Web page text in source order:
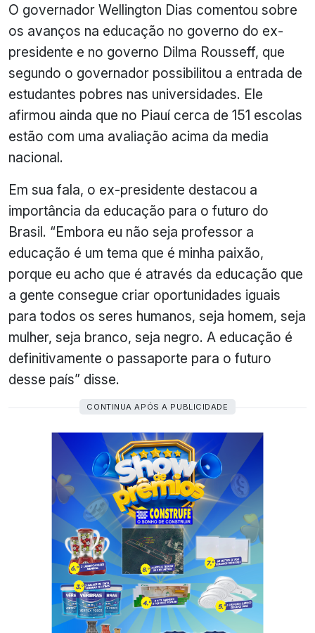
O governador Wellington Dias comentou sobre
os avanços na educação no governo do ex-
presidente e no governo Dilma Rousseff, que
segundo o governador possibilitou a entrada de
estudantes pobres nas universidades. Ele
afirmou ainda que no Piauí cerca de 151 escolas
estão com uma avaliação acima da media
nacional.
Em sua fala, o ex-presidente destacou a
importância da educação para o futuro do
Brasil. “Embora eu não seja professor a
educação é um tema que é minha paixão,
porque eu acho que é através da educação que
a gente consegue criar oportunidades iguais
para todos os seres humanos, seja homem, seja
mulher, seja branco, seja negro. A educação é
definitivamente o passaporte para o futuro
desse país” disse.
CONTINUA APÓS A PUBLICIDADE